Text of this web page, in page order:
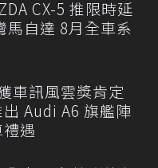
CX-5 推限時延
馬自達 8月全車系
車訊風雲獎肯定
Audi A6 旗艦陣
遇